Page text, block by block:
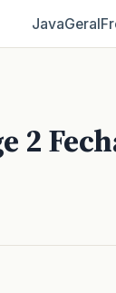
JavaGeral
2